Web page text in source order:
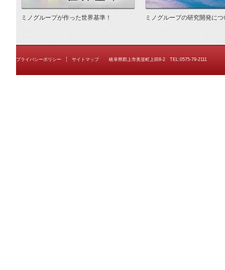
ミノグループが作った世界基準！ ミノグループの研究開発につ
プライバシーポリシー サイトマップ 岐阜県郡上市美並町上田8-2 TEL:0575-79-2111